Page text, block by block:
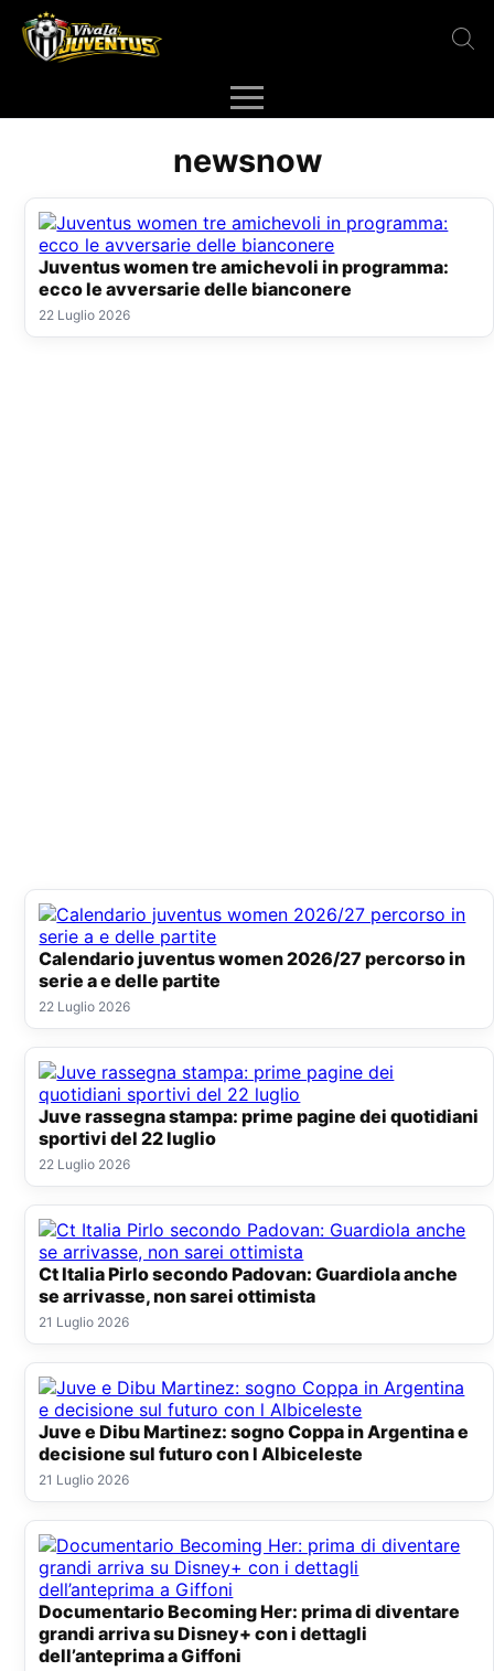
newsnow
Juventus women tre amichevoli in programma:
ecco le avversarie delle bianconere
22 Luglio 2026
Calendario juventus women 2026/27 percorso in
serie a e delle partite
22 Luglio 2026
Juve rassegna stampa: prime pagine dei quotidiani
sportivi del 22 luglio
22 Luglio 2026
Ct Italia Pirlo secondo Padovan: Guardiola anche
se arrivasse, non sarei ottimista
21 Luglio 2026
Juve e Dibu Martinez: sogno Coppa in Argentina e
decisione sul futuro con l Albiceleste
21 Luglio 2026
Documentario Becoming Her: prima di diventare
grandi arriva su Disney+ con i dettagli
dell’anteprima a Giffoni